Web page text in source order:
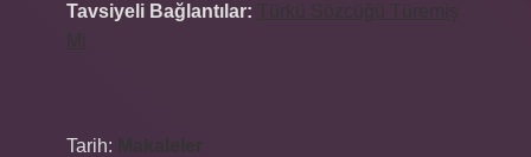
Tavsiyeli Bağlantılar:
Tarih: